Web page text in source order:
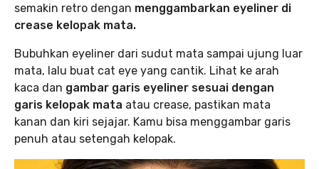
semakin retro dengan menggambarkan eyeliner di
crease kelopak mata.
Bubuhkan eyeliner dari sudut mata sampai ujung luar
mata, lalu buat cat eye yang cantik. Lihat ke arah
kaca dan gambar garis eyeliner sesuai dengan
garis kelopak mata atau crease, pastikan mata
kanan dan kiri sejajar. Kamu bisa menggambar garis
penuh atau setengah kelopak.